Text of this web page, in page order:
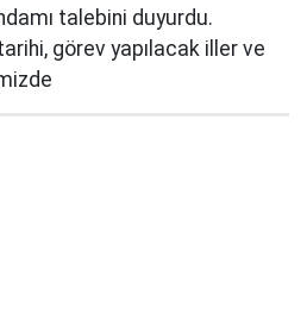
talebini duyurdu.
görev yapılacak iller ve